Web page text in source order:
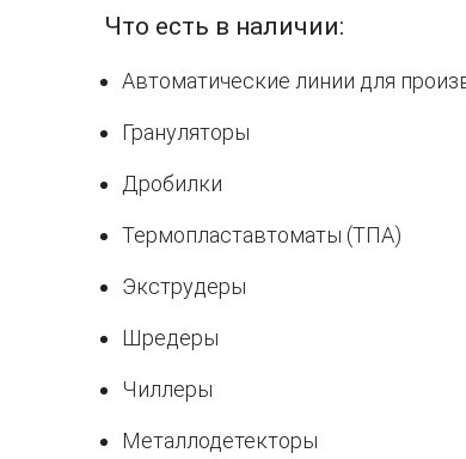
Что есть в наличии:
Автоматические линии для
Грануляторы
Дробилки
Термопластавтоматы (ТПА)
Экструдеры
Шредеры
Чиллеры
Металлодетекторы